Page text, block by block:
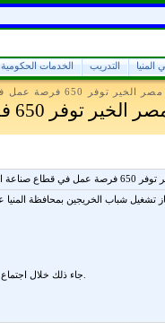
المنيا التدريب الخدمات الحكومية
مصر الخير توفر 650 فرصة عمل في قطاع صناعة النسيج بالمنيا
توفر 650 فرصة عمل في قطاع صناعة النسيج بالمنيا
النسيج بالمنيا